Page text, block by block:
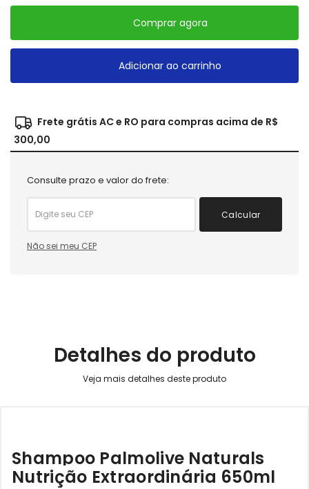
Comprar agora
Adicionar ao carrinho
Frete grátis AC e RO para compras acima de R$
300,00
Consulte prazo e valor do frete:
Calcular
Não sei meu CEP
Detalhes do produto
Shampoo Palmolive Naturals
Nutrição Extraordinária 650ml